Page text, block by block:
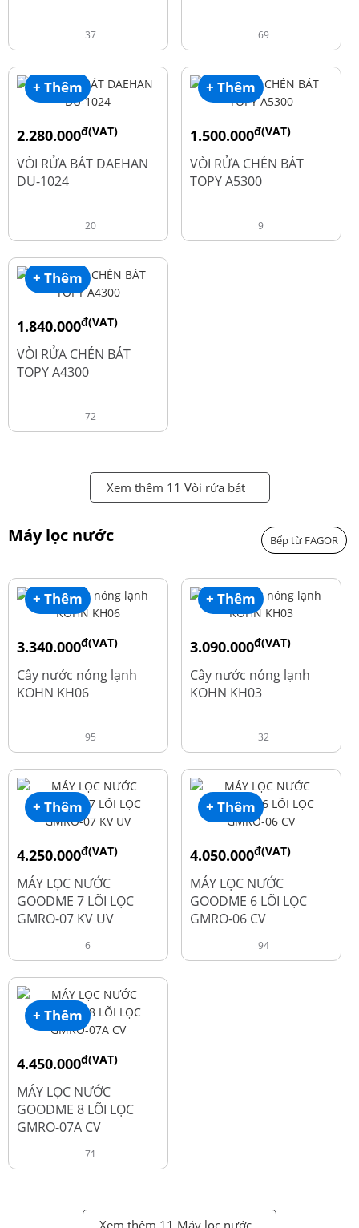
37 69
+ Thêm
2.280.000đ(VAT)
2.600.000
VÒI RỬA BÁT DAEHAN
DU-1024
20
+ Thêm
1.500.000đ(VAT)
1.990.000
VÒI RỬA CHÉN BÁT
TOPY A5300
9
+ Thêm
1.840.000đ(VAT)
2.450.000
VÒI RỬA CHÉN BÁT
TOPY A4300
72
Xem thêm 11 Vòi rửa bát
Máy lọc nước Bếp từ FAGOR
+ Thêm
3.340.000đ(VAT)
Cây nước nóng lạnh
KOHN KH06
95
+ Thêm
3.090.000đ(VAT)
Cây nước nóng lạnh
KOHN KH03
32
+ Thêm
4.250.000đ(VAT)
6.050.000
MÁY LỌC NƯỚC
GOODME 7 LÕI LỌC
GMRO-07 KV UV
6
+ Thêm
4.050.000đ(VAT)
5.250.000
MÁY LỌC NƯỚC
GOODME 6 LÕI LỌC
GMRO-06 CV
94
+ Thêm
4.450.000đ(VAT)
6.250.000
MÁY LỌC NƯỚC
GOODME 8 LÕI LỌC
GMRO-07A CV
71
Xem thêm 11 Máy lọc nước